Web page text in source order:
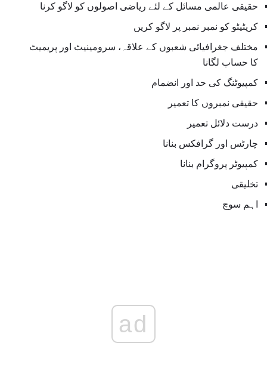
حقیقی عالمی مسائل کے لئے ریاضی اصولوں کو لاگو کرنا
کرپٹیٹو کو نمبر نمبر پر لاگو کریں
مختلف جغرافیائی شعبوں کے علاقہ، سرومینیٹ اور پریمیٹ
کا حساب لگانا
کمپیوٹنگ کی حد اور انضمام
حقیقی نمبروں کا تعمیر
درست دلائل تعمیر
چارٹس اور گرافکس بنانا
کمپیوٹر پروگرام بنانا
تخلیقی
اہم سوچ
ad